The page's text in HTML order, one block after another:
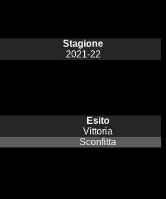
Stagione
2021-22
Esito
Vittoria
Sconfitta